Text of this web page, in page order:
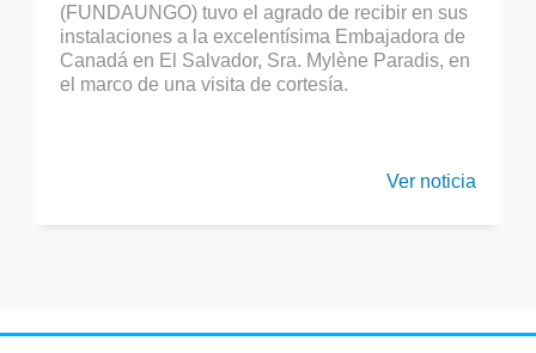
(FUNDAUNGO) tuvo el agrado de recibir en sus
instalaciones a la excelentísima Embajadora de
Canadá en El Salvador, Sra. Mylène Paradis, en
el marco de una visita de cortesía.
Ver noticia